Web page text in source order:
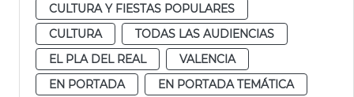
CULTURA Y FIESTAS POPULARES
CULTURA
TODAS LAS AUDIENCIAS
EL PLA DEL REAL
VALENCIA
EN PORTADA
EN PORTADA TEMÁTICA